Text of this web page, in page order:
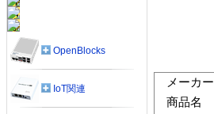
メーカー
商品名
OpenBlocks
IoT関連